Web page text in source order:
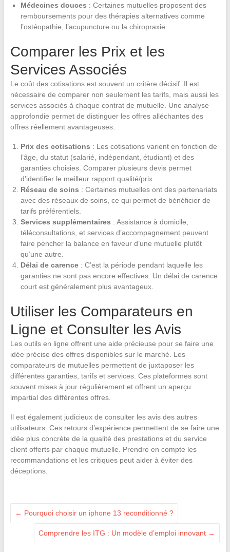
Médecines douces : Certaines mutuelles proposent des
remboursements pour des thérapies alternatives comme
l’ostéopathie, l’acupuncture ou la chiropraxie.
Comparer les Prix et les
Services Associés
Le coût des cotisations est souvent un critère décisif. Il est
nécessaire de comparer non seulement les tarifs, mais aussi les
services associés à chaque contrat de mutuelle. Une analyse
approfondie permet de distinguer les offres alléchantes des
offres réellement avantageuses.
Prix des cotisations : Les cotisations varient en fonction de
l’âge, du statut (salarié, indépendant, étudiant) et des
garanties choisies. Comparer plusieurs devis permet
d’identifier le meilleur rapport qualité/prix.
Réseau de soins : Certaines mutuelles ont des partenariats
avec des réseaux de soins, ce qui permet de bénéficier de
tarifs préférentiels.
Services supplémentaires : Assistance à domicile,
téléconsultations, et services d’accompagnement peuvent
faire pencher la balance en faveur d’une mutuelle plutôt
qu’une autre.
Délai de carence: C’est la période pendant laquelle les
garanties ne sont pas encore effectives. Un délai de carence
court est généralement plus avantageux.
Utiliser les Comparateurs en
Ligne et Consulter les Avis
Les outils en ligne offrent une aide précieuse pour se faire une
idée précise des offres disponibles sur le marché. Les
comparateurs de mutuelles permettent de juxtaposer les
différentes garanties, tarifs et services. Ces plateformes sont
souvent mises à jour régulièrement et offrent un aperçu
impartial des différentes offres.
Il est également judicieux de consulter les avis des autres
utilisateurs. Ces retours d’expérience permettent de se faire une
idée plus concrète de la qualité des prestations et du service
client offerts par chaque mutuelle. Prendre en compte les
recommandations et les critiques peut aider à éviter des
déceptions.
← Pourquoi choisir un iphone 13 reconditionné ?
Comprendre les ITG : Un modèle d’emploi innovant →